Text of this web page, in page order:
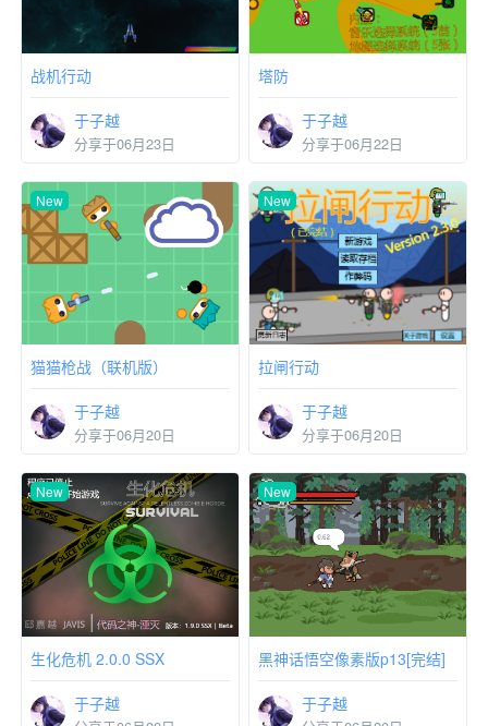
战机行动
于子越
分享于06月23日
塔防
于子越
分享于06月22日
New
猫猫枪战（联机版）
于子越
分享于06月20日
New
拉闸行动
于子越
分享于06月20日
New
生化危机 2.0.0 SSX
于子越
New
黑神话悟空像素版p13[完结]
于子越